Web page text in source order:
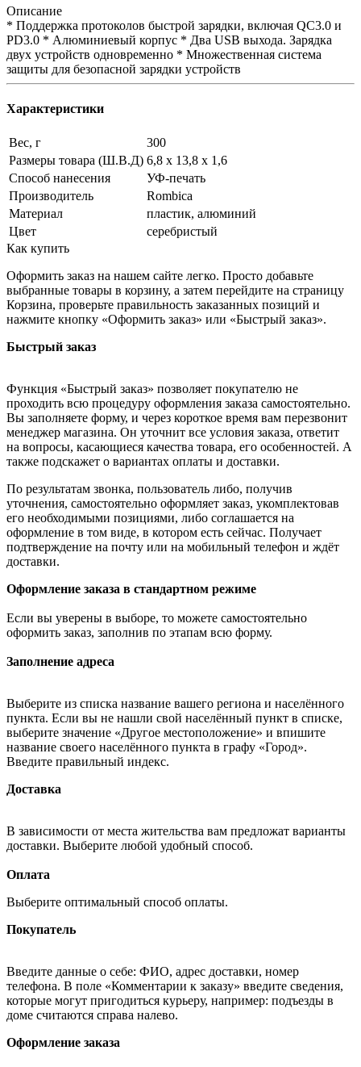
Описание
* Поддержка протоколов быстрой зарядки, включая QC3.0 и
PD3.0 * Алюминиевый корпус * Два USB выхода. Зарядка
двух устройств одновременно * Множественная система
защиты для безопасной зарядки устройств
Характеристики
Вес, г
300
Размеры товара (Ш.В.Д) 6,8 х 13,8 х 1,6
Способ нанесения
УФ-печать
Производитель
Rombica
Материал
пластик, алюминий
Цвет
серебристый
Как купить
Оформить заказ на нашем сайте легко. Просто добавьте
выбранные товары в корзину, а затем перейдите на страницу
Корзина, проверьте правильность заказанных позиций и
нажмите кнопку «Оформить заказ» или «Быстрый заказ».
Быстрый заказ
Функция «Быстрый заказ» позволяет покупателю не
проходить всю процедуру оформления заказа самостоятельно.
Вы заполняете форму, и через короткое время вам перезвонит
менеджер магазина. Он уточнит все условия заказа, ответит
на вопросы, касающиеся качества товара, его особенностей. А
также подскажет о вариантах оплаты и доставки.
По результатам звонка, пользователь либо, получив
уточнения, самостоятельно оформляет заказ, укомплектовав
его необходимыми позициями, либо соглашается на
оформление в том виде, в котором есть сейчас. Получает
подтверждение на почту или на мобильный телефон и ждёт
доставки.
Оформление заказа в стандартном режиме
Если вы уверены в выборе, то можете самостоятельно
оформить заказ, заполнив по этапам всю форму.
Заполнение адреса
Выберите из списка название вашего региона и населённого
пункта. Если вы не нашли свой населённый пункт в списке,
выберите значение «Другое местоположение» и впишите
название своего населённого пункта в графу «Город».
Введите правильный индекс.
Доставка
В зависимости от места жительства вам предложат варианты
доставки. Выберите любой удобный способ.
Оплата
Выберите оптимальный способ оплаты.
Покупатель
Введите данные о себе: ФИО, адрес доставки, номер
телефона. В поле «Комментарии к заказу» введите сведения,
которые могут пригодиться курьеру, например: подъезды в
доме считаются справа налево.
Оформление заказа